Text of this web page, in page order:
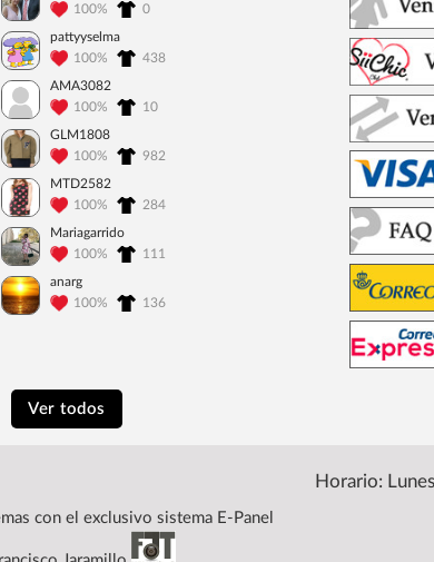
100%
0
pattyyselma
100%
438
AMA3082
100%
10
GLM1808
100%
982
MTD2582
100%
284
Mariagarrido
100%
111
anarg
100%
136
Ver todos
Horario:
con el exclusivo sistema E-Panel